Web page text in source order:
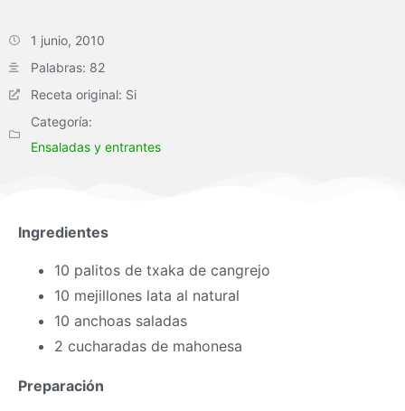
1 junio, 2010
Palabras: 82
Receta original: Si
Categoría:
Ensaladas y entrantes
Ingredientes
10 palitos de txaka de cangrejo
10 mejillones lata al natural
10 anchoas saladas
2 cucharadas de mahonesa
Preparación